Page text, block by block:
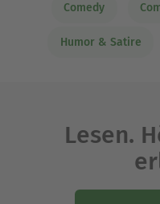
Comedy
Humor & Satire
Lesen.